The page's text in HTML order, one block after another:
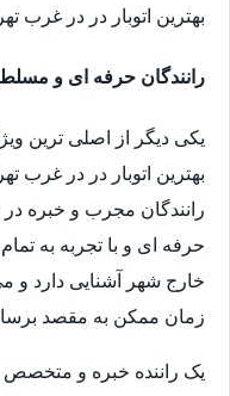
بهترین اتوبار در در غرب
رانندگان حرفه ای و
یکی دیگر از اصلی ترین
بهترین اتوبار در در غرب
رانندگان مجرب و خبره
حرفه ای و با تجربه به
خارج شهر آشنایی دارد و می
زمان ممکن به مقصد
یک راننده خبره و متخصص